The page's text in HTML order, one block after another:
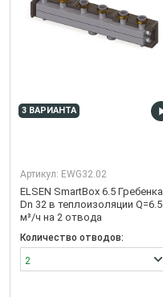
3 ВАРИАНТА
Артикул: EWG32.02
ELSEN SmartBox 6.5 Гребенка
Dn 32 в теплоизоляции Q=6.5
м³/ч на 2 отвода
Количество отводов:
2